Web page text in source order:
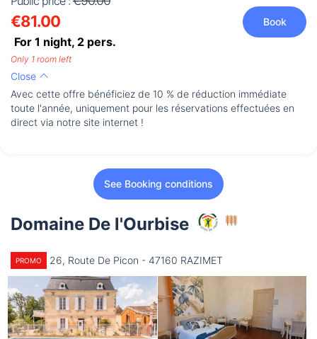
€81.00
For 1 night, 2 pers.
Book
Only 1 room left
Close
Avec cette offre bénéficiez de 10 % de réduction immédiate
toute l'année, uniquement pour les réservations effectuées en
direct via notre site internet !
See Booking conditions
Domaine De l'Ourbise
PROMO 26, Route De Picon - 47160 RAZIMET